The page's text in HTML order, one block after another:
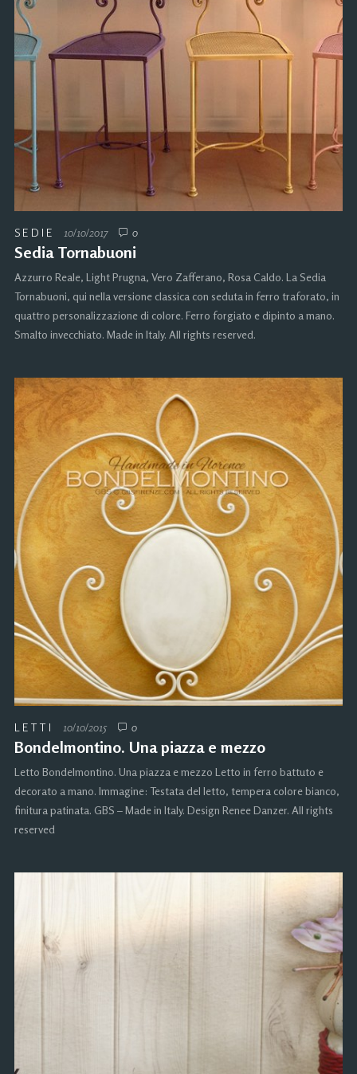
SEDIE 10/10/2017 0
Sedia Tornabuoni
Azzurro Reale, Light Prugna, Vero Zafferano, Rosa Caldo. La Sedia
Tornabuoni, qui nella versione classica con seduta in ferro traforato, in
quattro personalizzazione di colore. Ferro forgiato e dipinto a mano.
Smalto invecchiato. Made in Italy. All rights reserved.
LETTI 10/10/2015 0
Bondelmontino. Una piazza e mezzo
Letto Bondelmontino. Una piazza e mezzo Letto in ferro battuto e
decorato a mano. Immagine: Testata del letto, tempera colore bianco,
finitura patinata. GBS – Made in Italy. Design Renee Danzer. All rights
reserved